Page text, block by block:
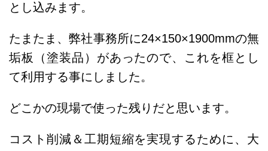
とし込みます。
たまたま、弊社事務所に24×150×1900mmの無
垢板（塗装品）があったので、これを框とし
て利用する事にしました。
どこかの現場で使った残りだと思います。
コスト削減＆工期短縮を実現するために、大